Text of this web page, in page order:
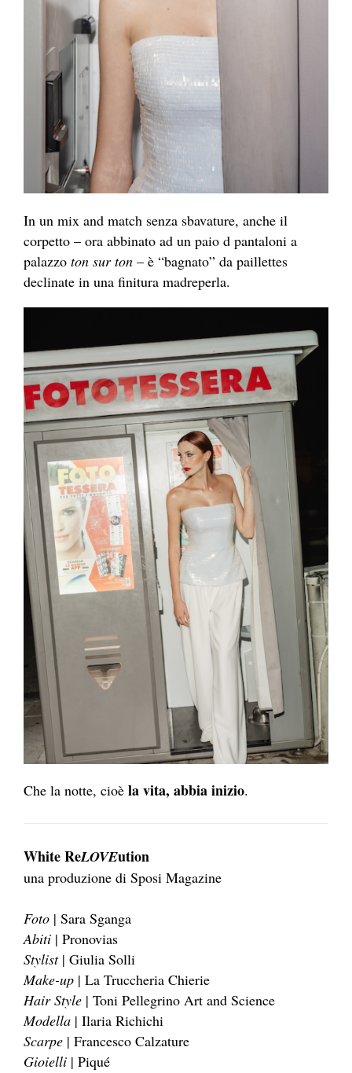
In un mix and match senza sbavature, anche il
corpetto – ora abbinato ad un paio d pantaloni a
palazzo ton sur ton – è “bagnato” da paillettes
declinate in una finitura madreperla.
Che la notte, cioè la vita, abbia inizio.
White ReLOVEution
una produzione di Sposi Magazine
Foto | Sara Sganga
Abiti | Pronovias
Stylist| Giulia Solli
Make-up | La Truccheria Chierie
Hair Style | Toni Pellegrino Art and Science
Modella | Ilaria Richichi
Scarpe | Francesco Calzature
Gioielli | Piqué